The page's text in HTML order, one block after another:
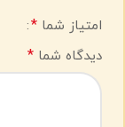
امتیاز شما *
دیدگاه شما *